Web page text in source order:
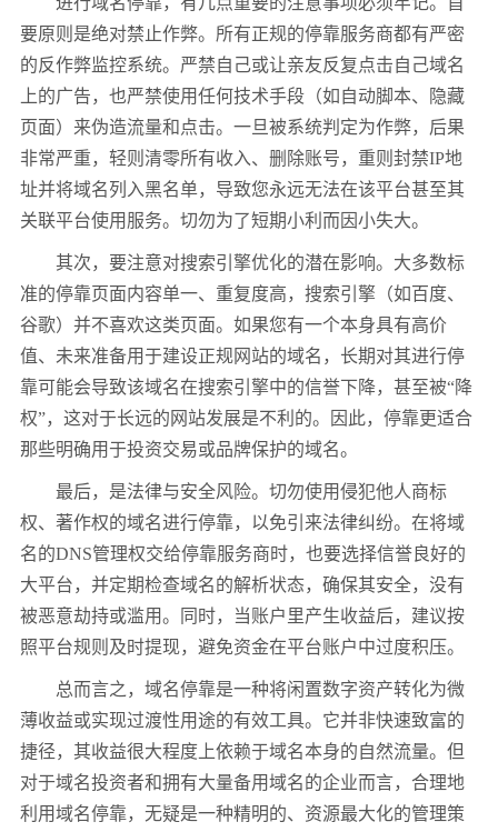
要原则是绝对禁止作弊。所有正规的停靠服务商都有严密
的反作弊监控系统。严禁自己或让亲友反复点击自己域名
上的广告，也严禁使用任何技术手段（如自动脚本、隐藏
页面）来伪造流量和点击。一旦被系统判定为作弊，后果
非常严重，轻则清零所有收入、删除账号，重则封禁IP地
址并将域名列入黑名单，导致您永远无法在该平台甚至其
关联平台使用服务。切勿为了短期小利而因小失大。
其次，要注意对搜索引擎优化的潜在影响。大多数标
准的停靠页面内容单一、重复度高，搜索引擎（如百度、
谷歌）并不喜欢这类页面。如果您有一个本身具有高价
值、未来准备用于建设正规网站的域名，长期对其进行停
靠可能会导致该域名在搜索引擎中的信誉下降，甚至被“降
权”，这对于长远的网站发展是不利的。因此，停靠更适合
那些明确用于投资交易或品牌保护的域名。
最后，是法律与安全风险。切勿使用侵犯他人商标
权、著作权的域名进行停靠，以免引来法律纠纷。在将域
名的DNS管理权交给停靠服务商时，也要选择信誉良好的
大平台，并定期检查域名的解析状态，确保其安全，没有
被恶意劫持或滥用。同时，当账户里产生收益后，建议按
照平台规则及时提现，避免资金在平台账户中过度积压。
总而言之，域名停靠是一种将闲置数字资产转化为微
薄收益或实现过渡性用途的有效工具。它并非快速致富的
捷径，其收益很大程度上依赖于域名本身的自然流量。但
对于域名投资者和拥有大量备用域名的企业而言，合理地
利用域名停靠，无疑是一种精明的、资源最大化的管理策